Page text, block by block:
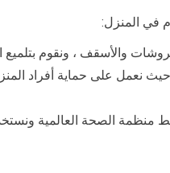
في المنزل:
والأسقف ، ونقوم بتلميع
على حماية أفراد المنزل مع
الصحة العالمية